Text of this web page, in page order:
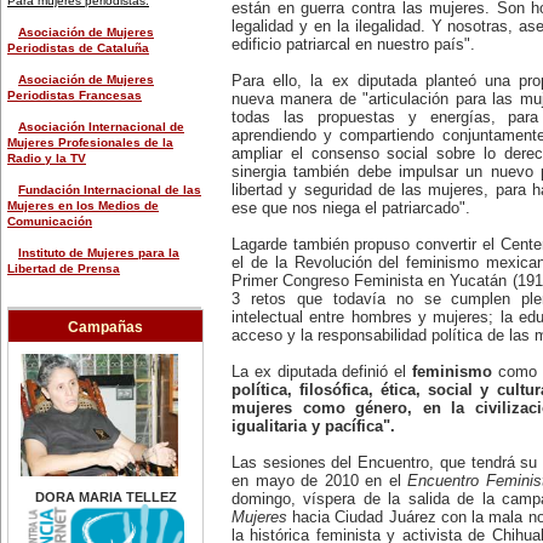
28 de marzo:
-Nace Teresa de Ávila (1515-
Teresa de Jesús, y una de las
grandes místicas de su época.
1940), anarquista rusa, es
arrestada en Estados Unidos por
explicar a una audiencia sobre el
anticonceptivos. Fue considerada
por el director de FBI, Edgar
Hoover, 'la mujer más peligrosa de
del país.
30 de marzo:
-En 2003 Doce calles de un sector
urbano de Santo Domingo son
bautizadas con los nombres de 12
mujeres que tuvieron una
actuación en el campo de la
enseñanza, las letras, artes y en
la causa de los derechos de las
mujeres.
31 de marzo:
Día Mundial del Agua.
4 de febrero:
-Se suicida Violeta Parra (1917-
1967), cantautora, recopiladora
Asociación de Mujeres
Periodistas de Cataluña
Asociación de Mujeres
Periodistas Francesas
Asociación Internacional de
Mujeres Profesionales de la
Radio y la TV
Fundación Internacional de las
Mujeres en los Medios de
Comunicación
Instituto de Mujeres para la
Libertad de Prensa
Comunicación
Federaciones y organizaciones de
prensa en general:
Agencia de Noticias de México
(Notimex)
Agencia Latinoamericana de
Información (Alai)
Federación Internacional de
Periodistas (IFJ)
Campañas
DORA MARIA TELLEZ
están en guerra contra las mujeres. Son
legalidad y en la ilegalidad. Y nosotras,
edificio patriarcal en nuestro país".
Para ello, la ex diputada planteó una
nueva manera de "articulación para las
todas las propuestas y energías,
aprendiendo y compartiendo
ampliar el consenso social sobre lo
sinergia también debe impulsar un nuevo
libertad y seguridad de las mujeres, para
ese que nos niega el patriarcado".
Lagarde también propuso convertir el
el de la Revolución del feminismo
Primer Congreso Feminista en Yucatán
3 retos que todavía no se cumplen
intelectual entre hombres y mujeres; la
acceso y la responsabilidad política de las
La ex diputada definió el feminismo como
política, filosófica, ética, social y
mujeres como género, en la
igualitaria y pacífica".
Las sesiones del Encuentro, que tendrá
en mayo de 2010 en el Encuentro
domingo, víspera de la salida de la
Mujeres hacia Ciudad Juárez con la mala
la histórica feminista y activista de